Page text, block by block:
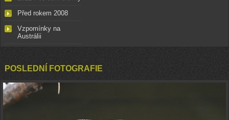
Před rokem 2008
Vzpomínky na
Austrálii
POSLEDNÍ FOTOGRAFIE